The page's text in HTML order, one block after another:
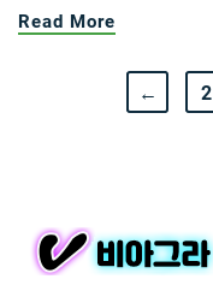
Read More
← 2